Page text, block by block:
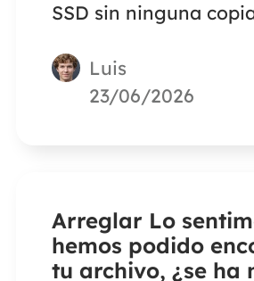
SSD sin ninguna
profesional de
datos te ayudará a
Luis
23/06/2026
Arreglar Lo
hemos podido
tu archivo, ¿se ha